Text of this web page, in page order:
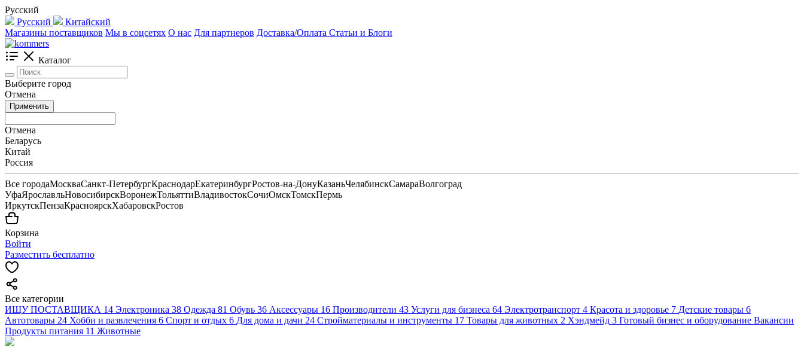
Русский
Русский
Китайский
Магазины поставщиков Мы в соцсетях О нас Для партнеров Доставка/Оплата Статьи и Блоги
Каталог
Выберите город
Отмена
Применить
Отмена
Беларусь
Китай
Россия
Все городаМоскваСанкт-ПетербургКраснодарЕкатеринбургРостов-на-ДонуКазаньЧелябинскСамараВолгоград
УфаЯрославльНовосибирскВоронежТольяттиВладивостокСочиОмскТомскПермь
ИркутскПензаКрасноярскХабаровскРостов
Корзина
Войти
Разместить бесплатно
Все категории
ИЩУ ПОСТАВЩИКА 14 Электроника 38 Одежда 81 Обувь 36 Аксессуары 16 Производители 43 Услуги для бизнеса 64 Электротранспорт 4 Красота и здоровье 7 Детские товары 6
Автотовары 24 Хобби и развлечения 6 Спорт и отдых 6 Для дома и дачи 24 Стройматериалы и инструменты 17 Товары для животных 2 Хэндмейд 3 Готовый бизнес и оборудование Вакансии
Продукты питания 11 Животные